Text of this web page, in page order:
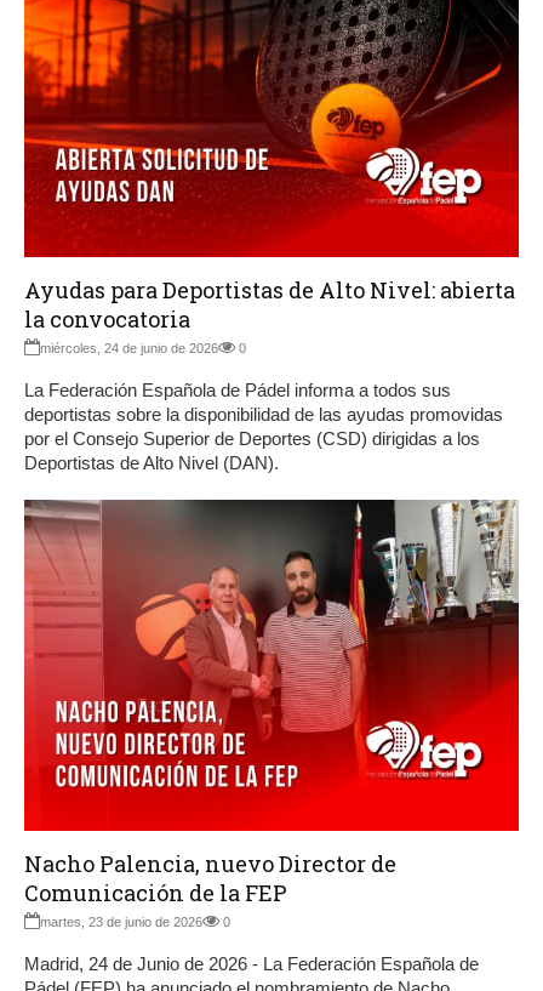
Ayudas para Deportistas de Alto Nivel: abierta
la convocatoria
miércoles, 24 de junio de 2026 0
La Federación Española de Pádel informa a todos sus
deportistas sobre la disponibilidad de las ayudas promovidas
por el Consejo Superior de Deportes (CSD) dirigidas a los
Deportistas de Alto Nivel (DAN).
Nacho Palencia, nuevo Director de
Comunicación de la FEP
martes, 23 de junio de 2026 0
Madrid, 24 de Junio de 2026 - La Federación Española de